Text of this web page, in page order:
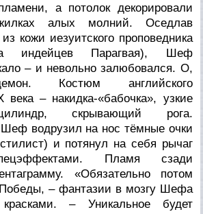
а потолок декорировали
алых молний. Оседлав
кожи иезуитского проповедника
индейцев Парагвая), Шеф
– и невольно залюбовался. О,
Костюм английского
века – накидка-«бабочка», узкие
скрывающий рога.
водрузил на нос тёмные очки
и потянул на себя рычаг
Пламя сзади
«Обязательно потом
– фантазии в мозгу Шефа
красками. – Уникальное будет